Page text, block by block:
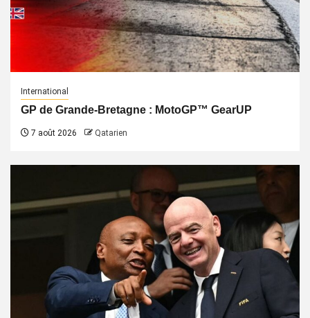
International
GP de Grande-Bretagne : MotoGP™ GearUP
7 août 2026 Qatarien